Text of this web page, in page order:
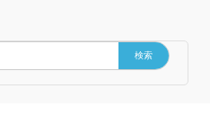
検索